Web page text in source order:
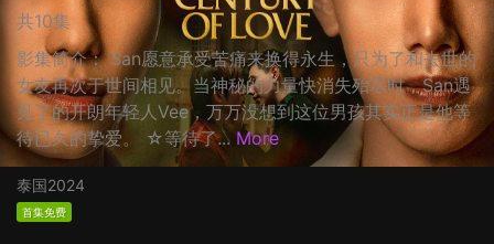
共10集
影集简介： San愿意承受苦痛来换得永生，只为了和去世的
女友再次于世间相见。当神秘的力量快消失殆尽时，San遇
见了的开朗年轻人Vee，万万没想到这位男孩其实正是他等
待已久的挚爱。 ☆等待了... More
泰国2024
首集免费